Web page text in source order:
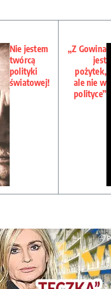
Nie jestem
twórcą
polityki
światowej!
„Z Gowina
jest
pożytek,
ale nie w
polityce”